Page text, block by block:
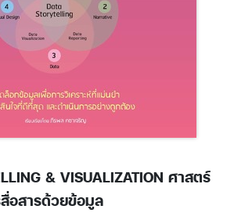
& VISUALIZATION ศาสตร์
อสารด้วยข้อมูล